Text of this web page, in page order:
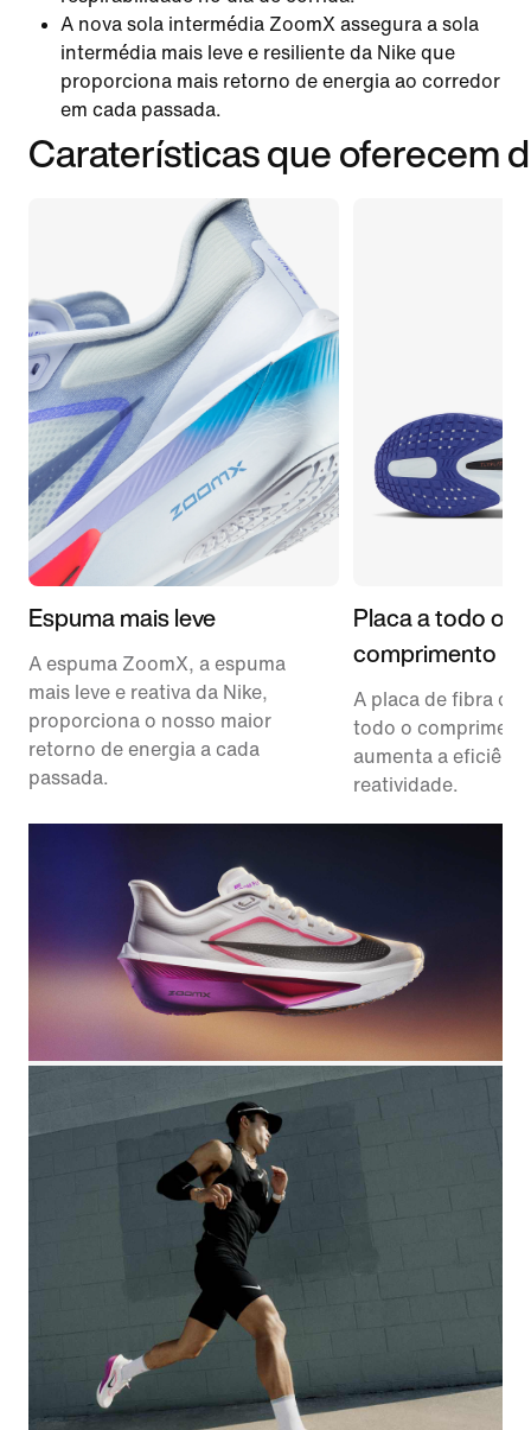
A nova sola intermédia ZoomX assegura a sola
intermédia mais leve e resiliente da Nike que
proporciona mais retorno de energia ao corredor
em cada passada.
Caraterísticas que oferecem
Espuma mais leve
A espuma ZoomX, a espuma
mais leve e reativa da Nike,
proporciona o nosso maior
retorno de energia a cada
passada.
Placa a todo o
comprimento
A placa de fibra de
todo o
aumenta a
reatividade.